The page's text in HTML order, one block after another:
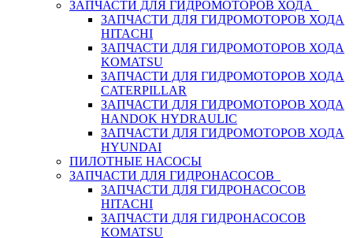
ЗАПЧАСТИ ДЛЯ ГИДРОМОТОРОВ ХОДА
ЗАПЧАСТИ ДЛЯ ГИДРОМОТОРОВ ХОДА
HITACHI
ЗАПЧАСТИ ДЛЯ ГИДРОМОТОРОВ ХОДА
KOMATSU
ЗАПЧАСТИ ДЛЯ ГИДРОМОТОРОВ ХОДА
CATERPILLAR
ЗАПЧАСТИ ДЛЯ ГИДРОМОТОРОВ ХОДА
HANDOK HYDRAULIC
ЗАПЧАСТИ ДЛЯ ГИДРОМОТОРОВ ХОДА
HYUNDAI
ПИЛОТНЫЕ НАСОСЫ
ЗАПЧАСТИ ДЛЯ ГИДРОНАСОСОВ
ЗАПЧАСТИ ДЛЯ ГИДРОНАСОСОВ
HITACHI
ЗАПЧАСТИ ДЛЯ ГИДРОНАСОСОВ
KOMATSU